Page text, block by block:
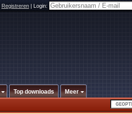
Registreren|Login:
Top downloads Meer